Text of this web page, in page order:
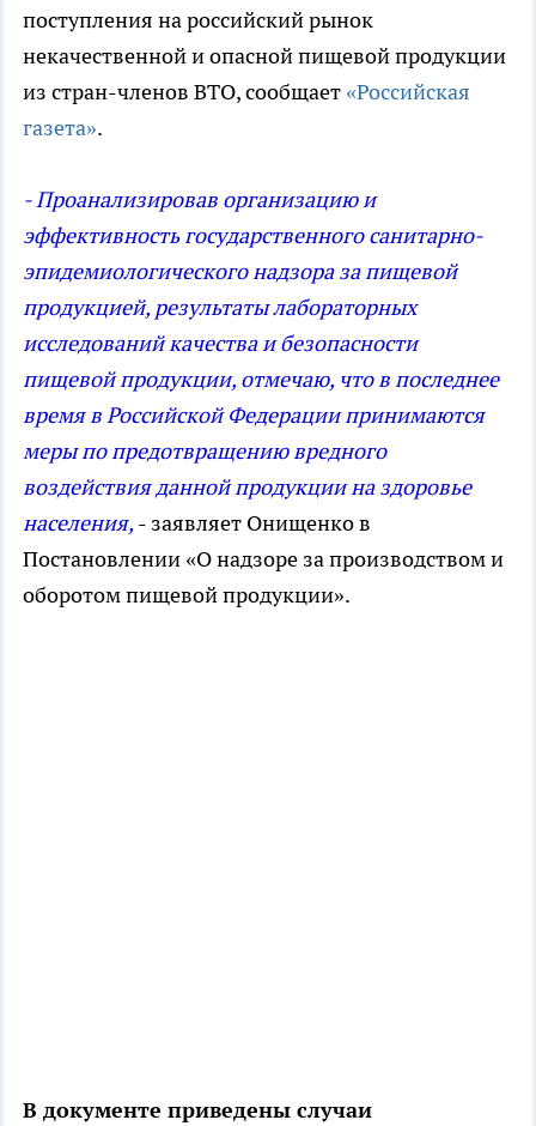
поступления на российский рынок
некачественной и опасной пищевой продукции
из стран-членов ВТО, сообщает «Российская
газета».
- Проанализировав организацию и
эффективность государственного санитарно-
эпидемиологического надзора за пищевой
продукцией, результаты лабораторных
исследований качества и безопасности
пищевой продукции, отмечаю, что в последнее
время в Российской Федерации принимаются
меры по предотвращению вредного
воздействия данной продукции на здоровье
населения, - заявляет Онищенко в
Постановлении «О надзоре за производством и
оборотом пищевой продукции».
В документе приведены случаи